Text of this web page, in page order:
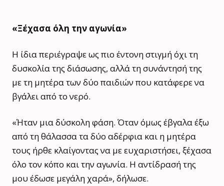
«Ξέχασα όλη την αγωνία»
Η ίδια περιέγραψε ως πιο έντονη στιγμή όχι τη
δυσκολία της διάσωσης, αλλά τη συνάντησή της
με τη μητέρα των δύο παιδιών που κατάφερε να
βγάλει από το νερό.
«Ήταν μια δύσκολη φάση. Όταν όμως έβγαλα έξω
από τη θάλασσα τα δύο αδέρφια και η μητέρα
τους ήρθε κλαίγοντας να με ευχαριστήσει, ξέχασα
όλο τον κόπο και την αγωνία. Η αντίδρασή της
μου έδωσε μεγάλη χαρά», δήλωσε.